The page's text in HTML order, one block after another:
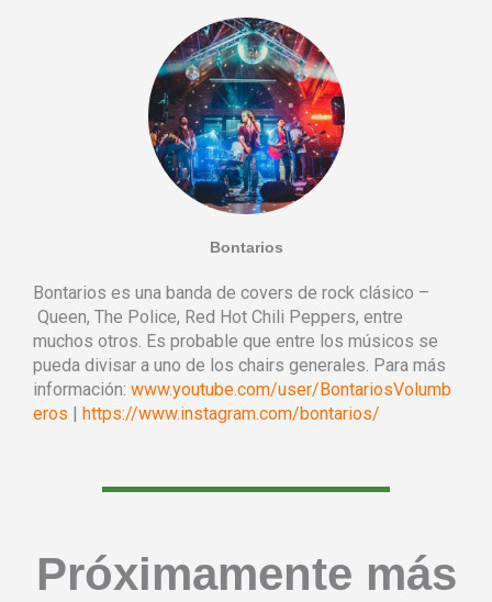
Bontarios
Bontarios es una banda de covers de rock clásico –
Queen, The Police, Red Hot Chili Peppers, entre
muchos otros. Es probable que entre los músicos se
pueda divisar a uno de los chairs generales. Para más
información: www.youtube.com/user/BontariosVolumb
eros | https://www.instagram.com/bontarios/
Próximamente más